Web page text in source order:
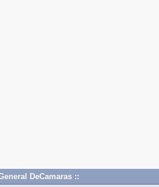
DeCamaras ::